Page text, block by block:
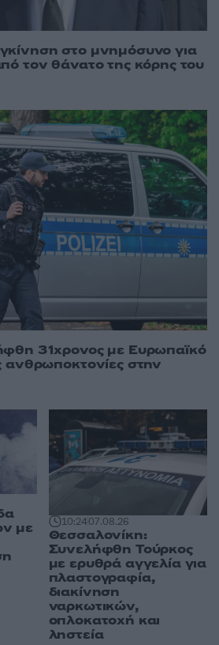
στο μνημόσυνο για
τον θάνατο της κόρης του
31χρονος με Ευρωπαϊκό
ανθρωποκτονίες στην
με
10:2407.08.26
Θεσσαλονίκη:
Συνελήφθη Τούρκος
με ερυθρά αγγελία για
πλαστογραφία,
διακίνηση
ναρκωτικών,
οπλοκατοχή και
ληστεία